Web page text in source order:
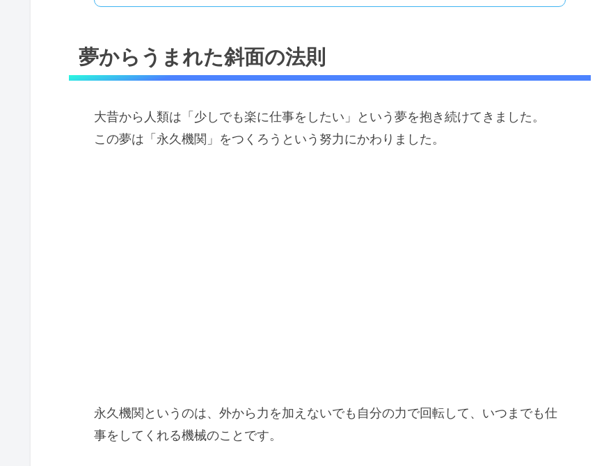
夢からうまれた斜面の法則
大昔から人類は「少しでも楽に仕事をしたい」という夢を抱き続けてきました。
この夢は「永久機関」をつくろうという努力にかわりました。
永久機関というのは、外から力を加えないでも自分の力で回転して、いつまでも仕
事をしてくれる機械のことです。